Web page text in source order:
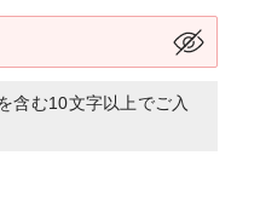
含む10文字以上でご入